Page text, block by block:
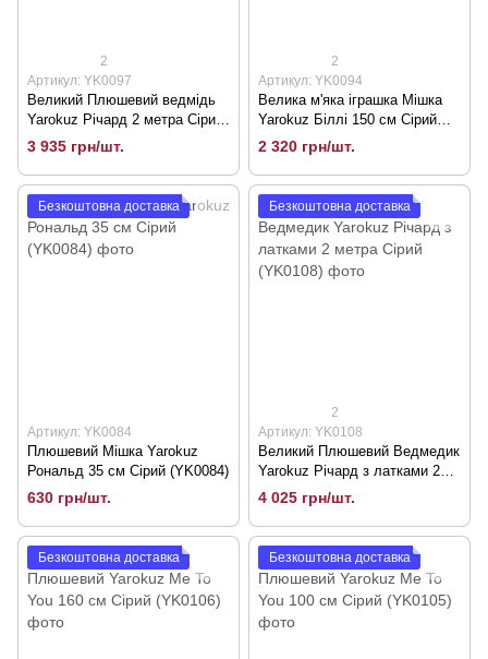
2
Артикул: YK0097
Великий Плюшевий ведмідь
Yarokuz Річард 2 метра Сірий
(YK0097)
3 935 грн/шт.
2
Артикул: YK0094
Велика м'яка іграшка Мішка
Yarokuz Біллі 150 см Сірий
(YK0094)
2 320 грн/шт.
Безкоштовна доставка
Артикул: YK0084
Плюшевий Мішка Yarokuz
Рональд 35 см Сірий (YK0084)
630 грн/шт.
Безкоштовна доставка
2
Артикул: YK0108
Великий Плюшевий Ведмедик
Yarokuz Річард з латками 2
метра Сірий (YK0108)
4 025 грн/шт.
Безкоштовна доставка Безкоштовна доставка